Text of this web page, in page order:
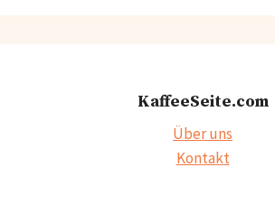
KaffeeSeite.com
Über uns
Kontakt